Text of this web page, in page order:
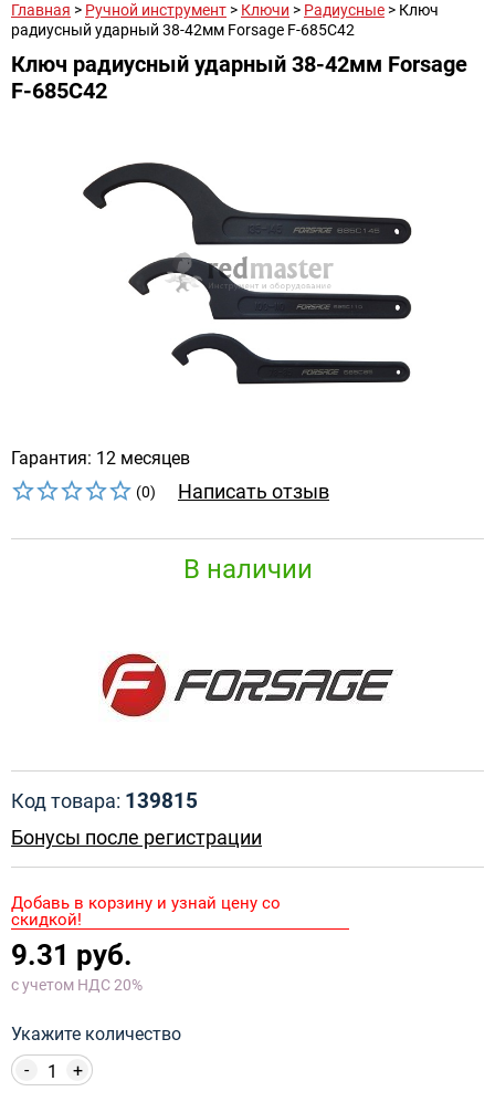
Главная > Ручной инструмент > Ключи > Радиусные > Ключ
радиусный ударный 38-42мм Forsage F-685C42
Ключ радиусный ударный 38-42мм Forsage
F-685C42
Гарантия: 12 месяцев
(0) Написать отзыв
В наличии
Код товара: 139815
Бонусы после регистрации
Добавь в корзину и узнай цену со
скидкой!
9.31 руб.
с учетом НДС 20%
Укажите количество
+
-